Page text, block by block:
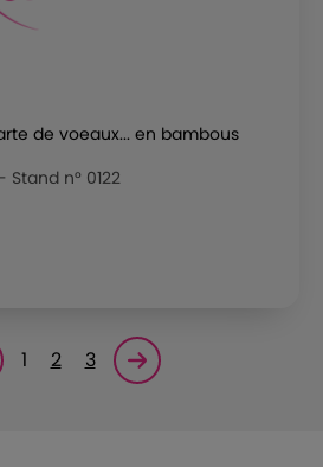
de voeaux... en bambous
Stand n° 0122
précédente
1 2 3 Page suivante<